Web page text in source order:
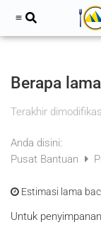
Berapa
Terakhir
Anda disini:
Pusat Bantuan
Estimasi lama
Untuk